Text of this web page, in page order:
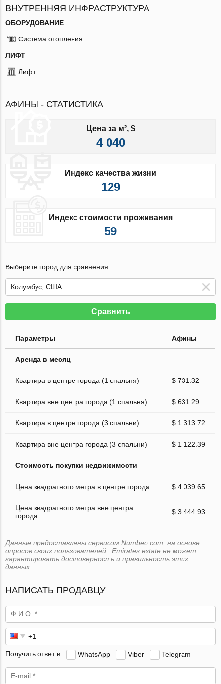
ВНУТРЕННЯЯ ИНФРАСТРУКТУРА
ОБОРУДОВАНИЕ
Система отопления
ЛИФТ
Лифт
АФИНЫ - СТАТИСТИКА
Цена за м², $
4 040
Индекс качества жизни
129
Индекс стоимости проживания
59
Выберите город для сравнения
Сравнить
Параметры Афины
Аренда в месяц
Квартира в центре города (1 спальня) $ 731.32
Квартира вне центра города (1 спальня) $ 631.29
Квартира в центре города (3 спальни) $ 1 313.72
Квартира вне центра города (3 спальни) $ 1 122.39
Стоимость покупки недвижимости
Цена квадратного метра в центре города $ 4 039.65
Цена квадратного метра вне центра
города
$ 3 444.93
Данные предоставлены сервисом Numbeo.com, на основе
опросов своих пользователей . Emirates.estate не может
гарантировать достоверность и правильность этих
данных.
НАПИСАТЬ ПРОДАВЦУ
Получить ответ в WhatsApp Viber Telegram